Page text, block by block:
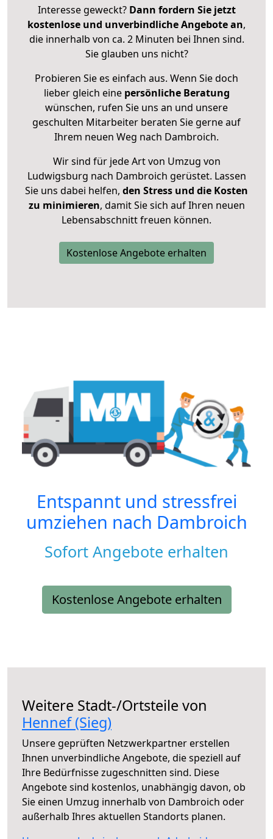
Interesse geweckt? Dann fordern Sie jetzt
kostenlose und unverbindliche Angebote an,
die innerhalb von ca. 2 Minuten bei Ihnen sind.
Sie glauben uns nicht?
Probieren Sie es einfach aus. Wenn Sie doch
lieber gleich eine persönliche Beratung
wünschen, rufen Sie uns an und unsere
geschulten Mitarbeiter beraten Sie gerne auf
Ihrem neuen Weg nach Dambroich.
Wir sind für jede Art von Umzug von
Ludwigsburg nach Dambroich gerüstet. Lassen
Sie uns dabei helfen, den Stress und die Kosten
zu minimieren, damit Sie sich auf Ihren neuen
Lebensabschnitt freuen können.
Kostenlose Angebote erhalten
Entspannt und stressfrei
umziehen nach Dambroich
Sofort Angebote erhalten
Kostenlose Angebote erhalten
Weitere Stadt-/Ortsteile von
Hennef (Sieg)
Unsere geprüften Netzwerkpartner erstellen
Ihnen unverbindliche Angebote, die speziell auf
Ihre Bedürfnisse zugeschnitten sind. Diese
Angebote sind kostenlos, unabhängig davon, ob
Sie einen Umzug innerhalb von Dambroich oder
außerhalb Ihres aktuellen Standorts planen.